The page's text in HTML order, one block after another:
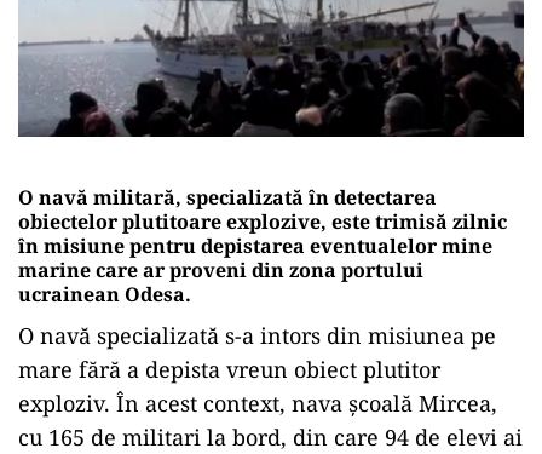
O navă militară, specializată în detectarea
obiectelor plutitoare explozive, este trimisă zilnic
în misiune pentru depistarea eventualelor mine
marine care ar proveni din zona portului
ucrainean Odesa.
O navă specializată s-a intors din misiunea pe
mare fără a depista vreun obiect plutitor
exploziv. În acest context, nava școală Mircea,
cu 165 de militari la bord, din care 94 de elevi ai